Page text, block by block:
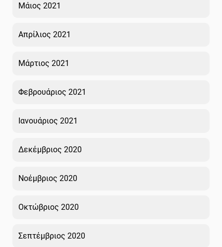
Μάιος 2021
Απρίλιος 2021
Μάρτιος 2021
Φεβρουάριος 2021
Ιανουάριος 2021
Δεκέμβριος 2020
Νοέμβριος 2020
Οκτώβριος 2020
Σεπτέμβριος 2020